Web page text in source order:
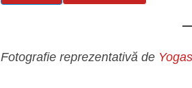
Fotografie reprezentativă de